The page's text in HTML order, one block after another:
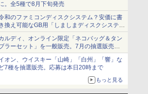
。全5種で8月下旬発売
和のファミコンディスクシステム？安価に書
換え可能なGB用「しましまディスクシステ
」
ルディ、オンライン限定「ネコバッグ＆タン
ラーセット」を一般販売。7月の抽選販売の
選無効分
オン、ウイスキー「山崎」「白州」「響」な
7種を抽選販売。応募は本日20時まで
もっと見る